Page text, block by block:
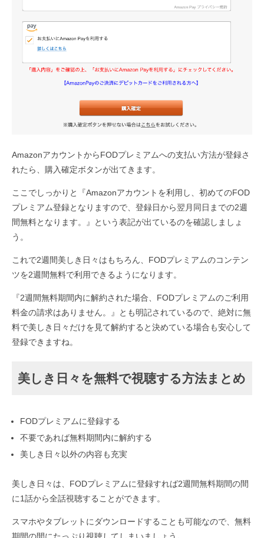
AmazonアカウントからFODプレミアムへの支払い方法が登録さ
れたら、購入確定ボタンが出てきます。
ここでしっかりと『Amazonアカウントを利用し、初めてのFOD
プレミアム登録となりますので、登録日から翌月同日までの2週
間無料となります。』という表記が出ているのを確認しましょ
う。
これで2週間美しき日々はもちろん、FODプレミアムのコンテン
ツを2週間無料で利用できるようになります。
『2週間無料期間内に解約された場合、FODプレミアムのご利用
料金の請求はありません。』とも明記されているので、絶対に無
料で美しき日々だけを見て解約すると決めている場合も安心して
登録できますね。
美しき日々を無料で視聴する方法まとめ
FODプレミアムに登録する
不要であれば無料期間内に解約する
美しき日々以外の内容も充実
美しき日々は、FODプレミアムに登録すれば2週間無料期間の間
に1話から全話視聴することができます。
スマホやタブレットにダウンロードすることも可能なので、無料